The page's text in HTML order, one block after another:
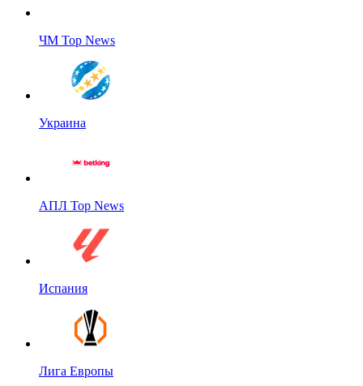
ЧМ Top News
Украина
АПЛ Top News
Испания
Лига Европы